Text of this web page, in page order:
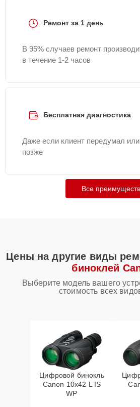
Ремонт за 1 день
В 95% случаев ремонт
в течение 1-2 часов
Бесплатная диагностика
Даже если клиент передумал
позже
Все
Цены на другие виды
биноклей
Выберите модель вашего
стоимость всех
Цифровой бинокль
Canon 10x42 L IS
WP